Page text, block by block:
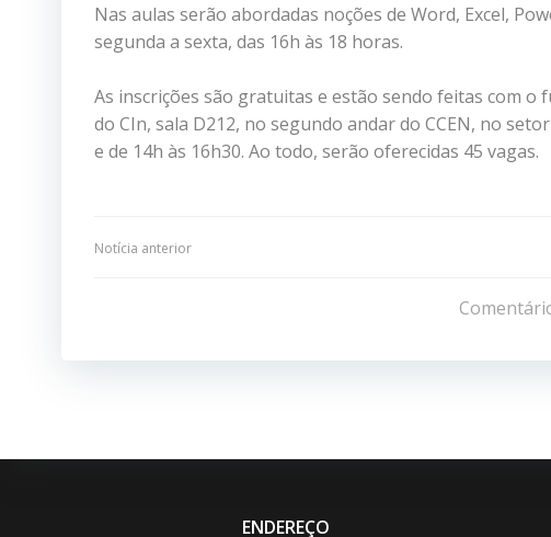
Nas aulas serão abordadas noções de Word, Excel,
segunda a sexta, das 16h às 18 horas.
As inscrições são gratuitas e estão sendo feitas com
do CIn, sala D212, no segundo andar do CCEN, no
e de 14h às 16h30. Ao todo, serão oferecidas 45 vagas.
Navegação
Post
Notícia anterior
ENDEREÇO